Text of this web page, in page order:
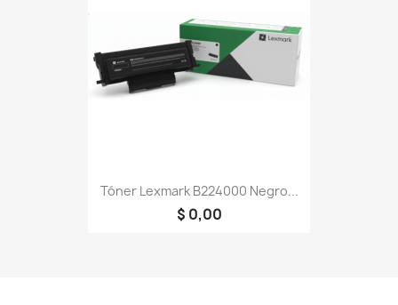
Tóner Lexmark B224000 Negro...
$ 0,00